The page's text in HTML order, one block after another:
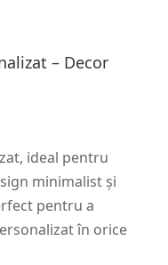
– Decor
ideal pentru
minimalist și
pentru a
în orice